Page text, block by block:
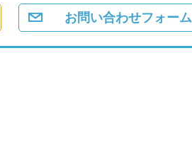
お問い合わせフォーム